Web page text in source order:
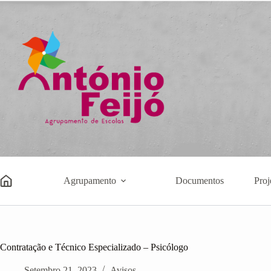
Pular
conteúdo
Agrupamento Documentos
Contratação e Técnico Especializado – Psicólogo